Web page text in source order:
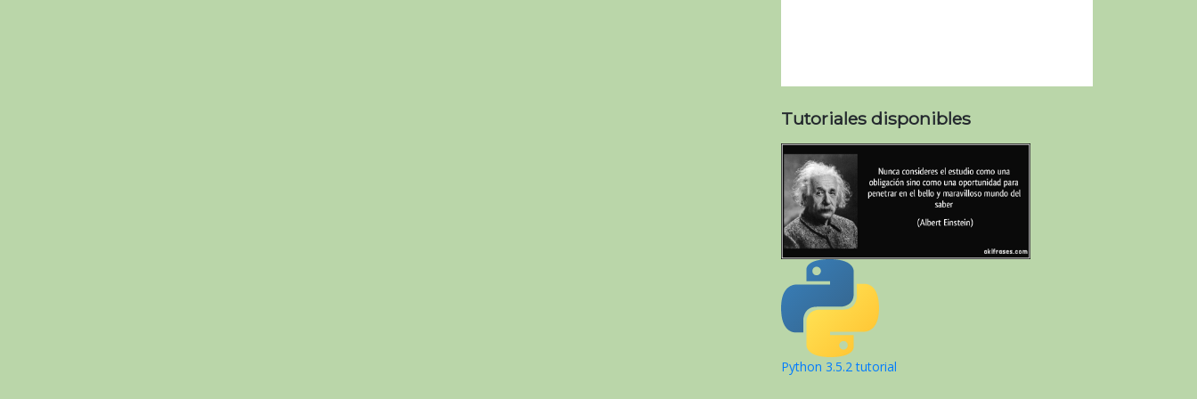
Tutoriales disponibles
Python 3.5.2 tutorial